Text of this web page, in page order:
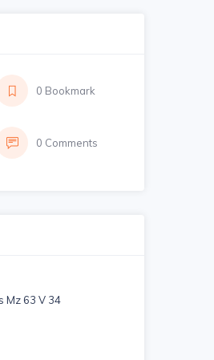
0 Bookmark
0 Comments
Mz 63 V 34